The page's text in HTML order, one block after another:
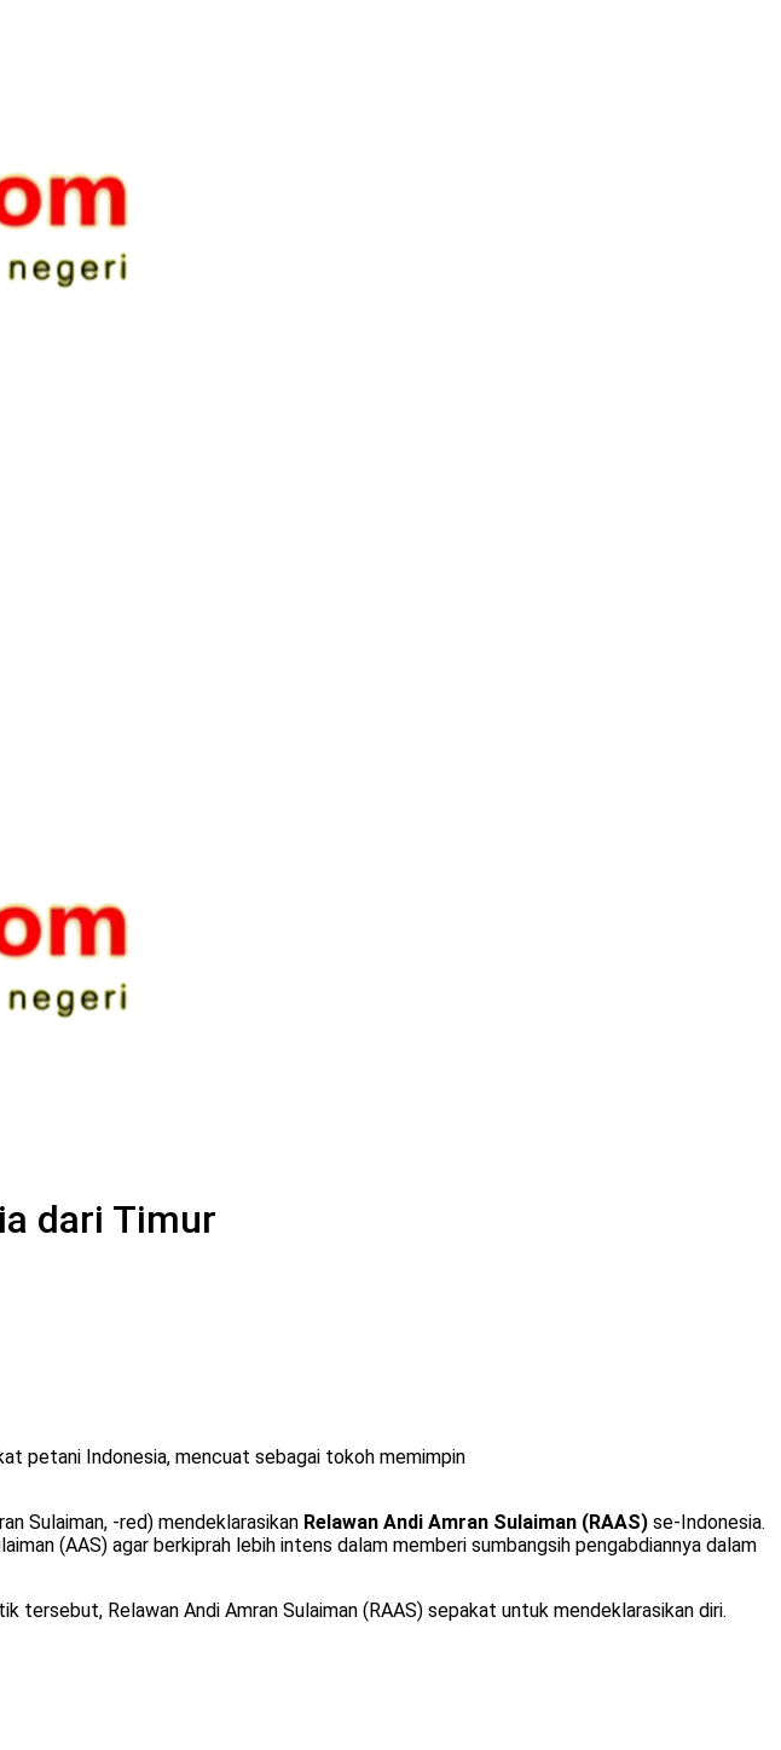
dari Timur
petani Indonesia, mencuat sebagai tokoh memimpin
Sulaiman, -red) mendeklarasikan Relawan Andi Amran Sulaiman (RAAS) se-Indonesia.
(AAS) agar berkiprah lebih intens dalam memberi sumbangsih pengabdiannya dalam
tersebut, Relawan Andi Amran Sulaiman (RAAS) sepakat untuk mendeklarasikan diri.